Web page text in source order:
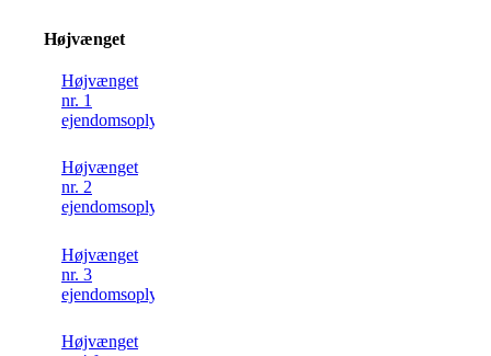
Højvænget
Højvænget
nr. 1
ejendomsoplysning
Højvænget
nr. 2
ejendomsoplysninger
Højvænget
nr. 3
ejendomsoplysning
Højvænget